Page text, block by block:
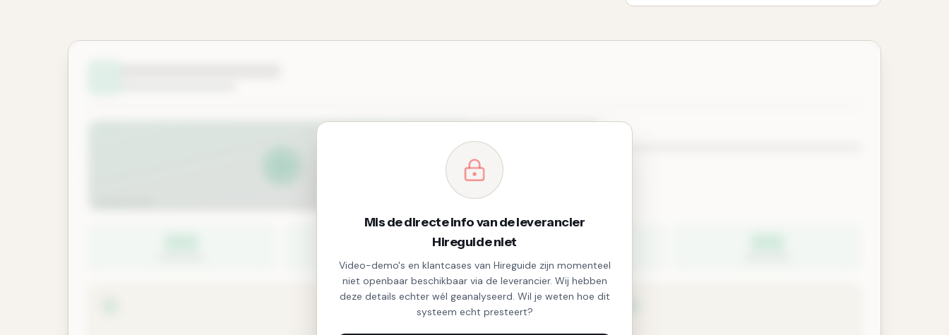
Mis de directe info van de leverancier
Hireguide niet
Video-demo's en klantcases van Hireguide zijn momenteel
niet openbaar beschikbaar via de leverancier. Wij hebben
deze details echter wél geanalyseerd. Wil je weten hoe dit
systeem echt presteert?